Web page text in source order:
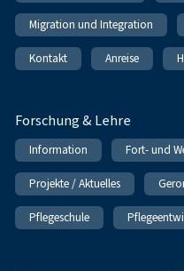
Migration und Integration
Kontakt Anreise
Forschung & Lehre
Information Fort- und
Projekte / Aktuelles
Pflegeschule